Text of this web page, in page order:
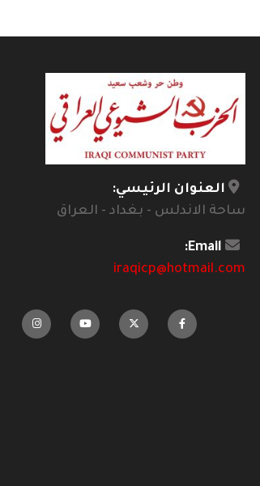
العنوان الرئيسي:
ساحة الاندلس - بغداد - العراق
Email:
iraqicp@hotmail.com